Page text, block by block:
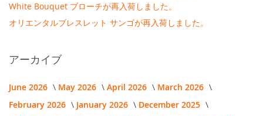
White Bouquet ブローチが再入荷しました。
オリエンタルブレスレット サンゴが再入荷しました。
アーカイブ
June 2026 May 2026 April 2026
March 2026
February 2026
January 2026
December 2025